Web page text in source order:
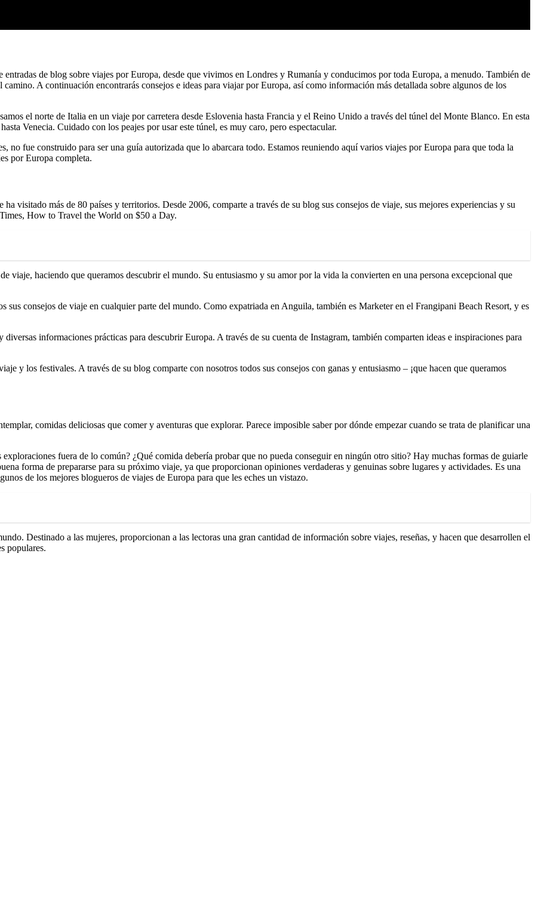
de blog sobre viajes por Europa, desde que vivimos en Londres y Rumanía y conducimos por toda Europa, a menudo. También de
A continuación encontrarás consejos e ideas para viajar por Europa, así como información más detallada sobre algunos de los
el norte de Italia en un viaje por carretera desde Eslovenia hasta Francia y el Reino Unido a través del túnel del Monte Blanco. En esta
Venecia. Cuidado con los peajes por usar este túnel, es muy caro, pero espectacular.
no fue construido para ser una guía autorizada que lo abarcara todo. Estamos reuniendo aquí varios viajes por Europa para que toda la
por Europa completa.
visitado más de 80 países y territorios. Desde 2006, comparte a través de su blog sus consejos de viaje, sus mejores experiencias y su
How to Travel the World on $50 a Day.
viaje, haciendo que queramos descubrir el mundo. Su entusiasmo y su amor por la vida la convierten en una persona excepcional que
sus consejos de viaje en cualquier parte del mundo. Como expatriada en Anguila, también es Marketer en el Frangipani Beach Resort, y es
informaciones prácticas para descubrir Europa. A través de su cuenta de Instagram, también comparten ideas e inspiraciones para
y los festivales. A través de su blog comparte con nosotros todos sus consejos con ganas y entusiasmo – ¡que hacen que queramos
comidas deliciosas que comer y aventuras que explorar. Parece imposible saber por dónde empezar cuando se trata de planificar una
fuera de lo común? ¿Qué comida debería probar que no pueda conseguir en ningún otro sitio? Hay muchas formas de guiarle
forma de prepararse para su próximo viaje, ya que proporcionan opiniones verdaderas y genuinas sobre lugares y actividades. Es una
de los mejores blogueros de viajes de Europa para que les eches un vistazo.
Destinado a las mujeres, proporcionan a las lectoras una gran cantidad de información sobre viajes, reseñas, y hacen que desarrollen el
populares.